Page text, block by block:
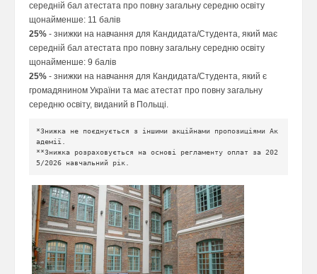
середній бал атестата про повну загальну середню освіту
щонайменше: 11 балів
25% - знижки на навчання для Кандидата/Студента, який має
середній бал атестата про повну загальну середню освіту
щонайменше: 9 балів
25% - знижки на навчання для Кандидата/Студента, який є
громадянином України та має атестат про повну загальну
середню освіту, виданий в Польщі.
*Знижка не поєднується з іншими акційнами пропозиціями Ак
адемії.
**Знижка розраховується на основі регламенту оплат за 202
5/2026 навчальний рік.